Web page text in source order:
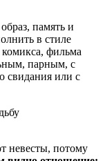
память и
в стиле
фильма
парным, с
свидания или с
невесты, потому